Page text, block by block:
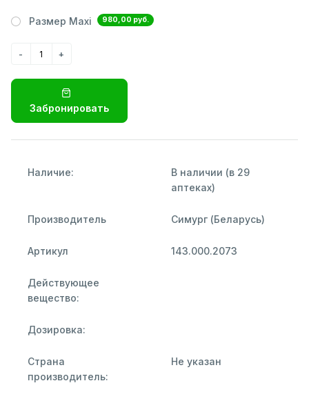
Размер Maxi 980,00 руб.
Забронировать
Наличие:
В наличии (в 29
аптеках)
Производитель Симург (Беларусь)
Артикул 143.000.2073
Действующее
вещество:
Дозировка:
Страна
производитель:
Не указан